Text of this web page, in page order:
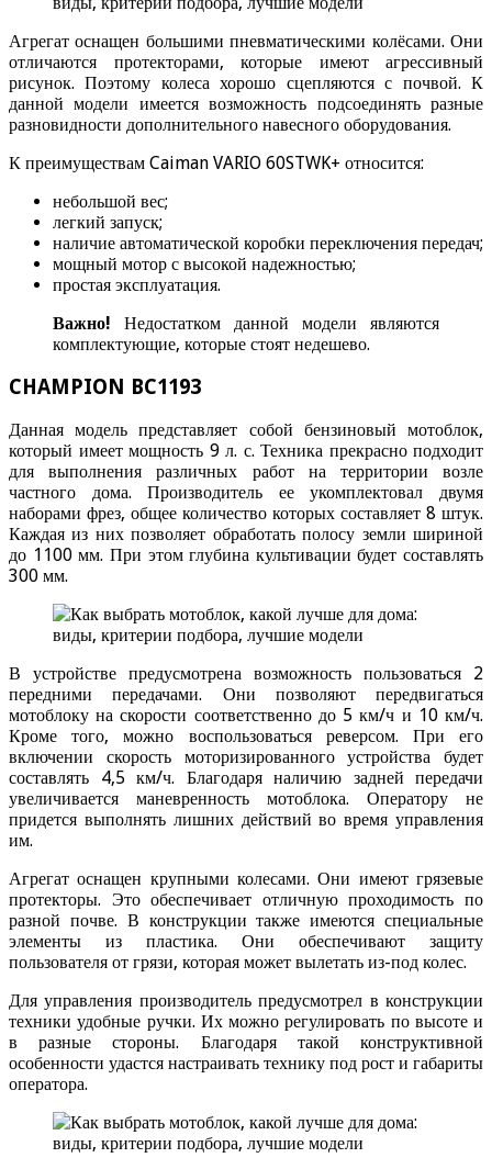
Агрегат оснащен большими пневматическими колёсами. Они
отличаются протекторами, которые имеют агрессивный
рисунок. Поэтому колеса хорошо сцепляются с почвой. К
данной модели имеется возможность подсоединять разные
разновидности дополнительного навесного оборудования.
К преимуществам Caiman VARIO 60STWK+ относится:
небольшой вес;
легкий запуск;
наличие автоматической коробки переключения передач;
мощный мотор с высокой надежностью;
простая эксплуатация.
Важно! Недостатком данной модели являются
комплектующие, которые стоят недешево.
CHAMPION BC1193
Данная модель представляет собой бензиновый мотоблок,
который имеет мощность 9 л. с. Техника прекрасно подходит
для выполнения различных работ на территории возле
частного дома. Производитель ее укомплектовал двумя
наборами фрез, общее количество которых составляет 8 штук.
Каждая из них позволяет обработать полосу земли шириной
до 1100 мм. При этом глубина культивации будет составлять
300 мм.
В устройстве предусмотрена возможность пользоваться 2
передними передачами. Они позволяют передвигаться
мотоблоку на скорости соответственно до 5 км/ч и 10 км/ч.
Кроме того, можно воспользоваться реверсом. При его
включении скорость моторизированного устройства будет
составлять 4,5 км/ч. Благодаря наличию задней передачи
увеличивается маневренность мотоблока. Оператору не
придется выполнять лишних действий во время управления
им.
Агрегат оснащен крупными колесами. Они имеют грязевые
протекторы. Это обеспечивает отличную проходимость по
разной почве. В конструкции также имеются специальные
элементы из пластика. Они обеспечивают защиту
пользователя от грязи, которая может вылетать из-под колес.
Для управления производитель предусмотрел в конструкции
техники удобные ручки. Их можно регулировать по высоте и
в разные стороны. Благодаря такой конструктивной
особенности удастся настраивать технику под рост и габариты
оператора.